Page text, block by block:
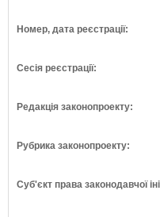
Номер, дата реєстрації:
Сесія реєстрації:
Редакція законопроекту:
Рубрика законопроекту:
Суб'єкт права законодавчої